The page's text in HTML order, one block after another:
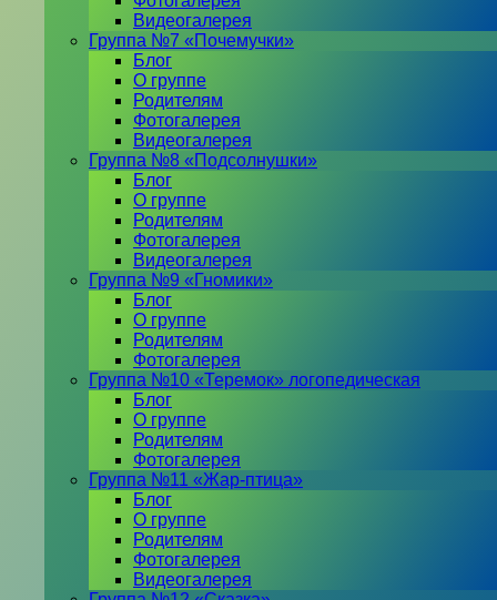
Видеогалерея
Группа №7 «Почемучки»
Блог
О группе
Родителям
Фотогалерея
Видеогалерея
Группа №8 «Подсолнушки»
Блог
О группе
Родителям
Фотогалерея
Видеогалерея
Группа №9 «Гномики»
Блог
О группе
Родителям
Фотогалерея
Группа №10 «Теремок» логопедическая
Блог
О группе
Родителям
Фотогалерея
Группа №11 «Жар-птица»
Блог
О группе
Родителям
Фотогалерея
Видеогалерея